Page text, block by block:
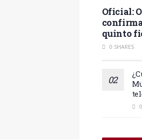
Oficial:
quinto
0 SHARES